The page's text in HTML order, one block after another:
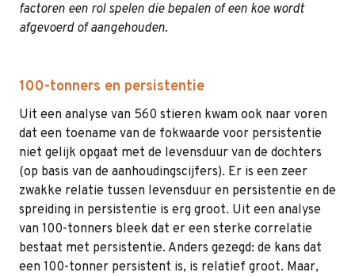
factoren een rol spelen die bepalen of een koe wordt
afgevoerd of aangehouden.
100-tonners en persistentie
Uit een analyse van 560 stieren kwam ook naar voren
dat een toename van de fokwaarde voor persistentie
niet gelijk opgaat met de levensduur van de dochters
(op basis van de aanhoudingscijfers). Er is een zeer
zwakke relatie tussen levensduur en persistentie en de
spreiding in persistentie is erg groot. Uit een analyse
van 100-tonners bleek dat er een sterke correlatie
bestaat met persistentie. Anders gezegd: de kans dat
een 100-tonner persistent is, is relatief groot. Maar,